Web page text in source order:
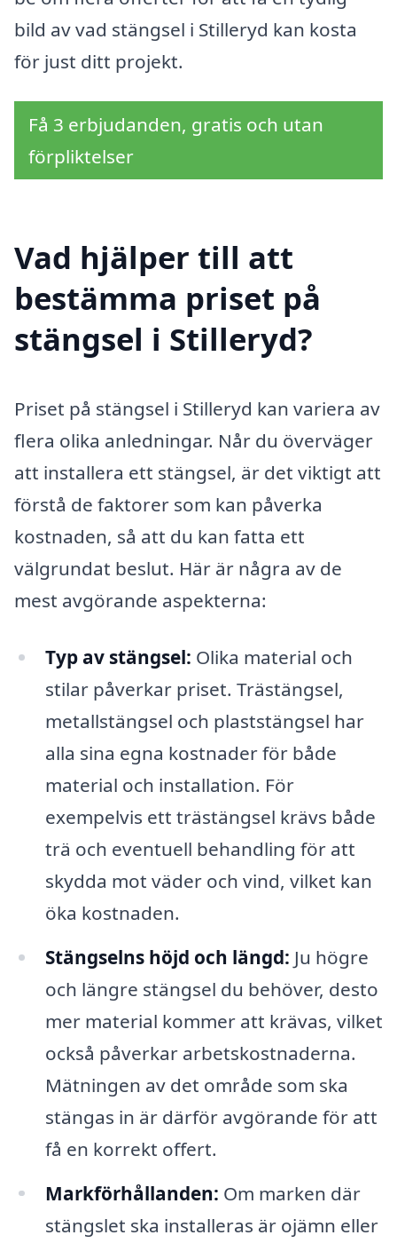
bild av vad stängsel i Stilleryd kan kosta
för just ditt projekt.
Få 3 erbjudanden, gratis och utan
förpliktelser
Vad hjälper till att
bestämma priset på
stängsel i Stilleryd?
Priset på stängsel i Stilleryd kan variera av
flera olika anledningar. Når du överväger
att installera ett stängsel, är det viktigt att
förstå de faktorer som kan påverka
kostnaden, så att du kan fatta ett
välgrundat beslut. Här är några av de
mest avgörande aspekterna:
Typ av stängsel: Olika material och
stilar påverkar priset. Trästängsel,
metallstängsel och plaststängsel har
alla sina egna kostnader för både
material och installation. För
exempelvis ett trästängsel krävs både
trä och eventuell behandling för att
skydda mot väder och vind, vilket kan
öka kostnaden.
Stängselns höjd och längd: Ju högre
och längre stängsel du behöver, desto
mer material kommer att krävas, vilket
också påverkar arbetskostnaderna.
Mätningen av det område som ska
stängas in är därför avgörande för att
få en korrekt offert.
Markförhållanden: Om marken där
stängslet ska installeras är ojämn eller